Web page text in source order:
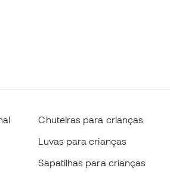
Chuteiras para crianças
Luvas para crianças
Sapatilhas para crianças